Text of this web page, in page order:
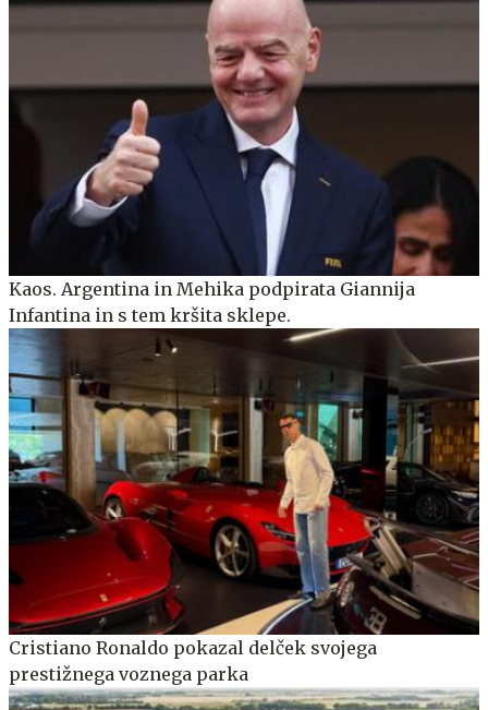
Kaos. Argentina in Mehika podpirata Giannija
Infantina in s tem kršita sklepe.
Cristiano Ronaldo pokazal delček svojega
prestižnega voznega parka